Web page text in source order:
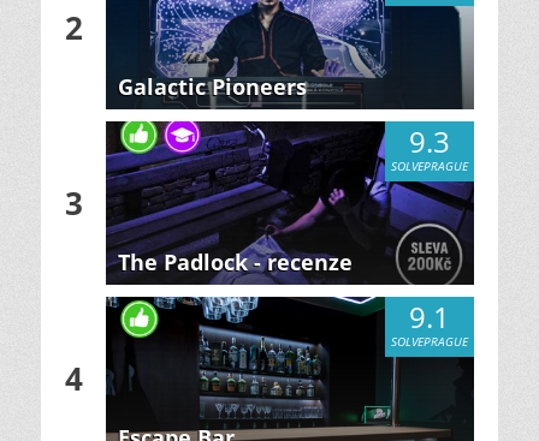
2
Galactic Pioneers
3
9.3
SOLVEPRAGUE
The Padlock - recenze
4
9.1
SOLVEPRAGUE